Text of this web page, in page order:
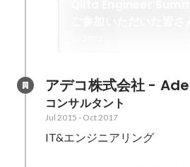
アデコ株式会社 -
コンサルタント
Jul 2015 - Oct 2017
IT&エンジニアリング